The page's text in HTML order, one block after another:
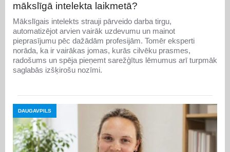
mākslīgā intelekta laikmetā?
Mākslīgais intelekts strauji pārveido darba tirgu,
automatizējot arvien vairāk uzdevumu un mainot
pieprasījumu pēc dažādām profesijām. Tomēr eksperti
norāda, ka ir vairākas jomas, kurās cilvēku prasmes,
radošums un spēja pieņemt sarežģītus lēmumus arī turpmāk
saglabās izšķirošu nozīmi.
DAUGAVPILS